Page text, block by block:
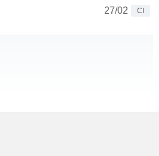
27/02
CI